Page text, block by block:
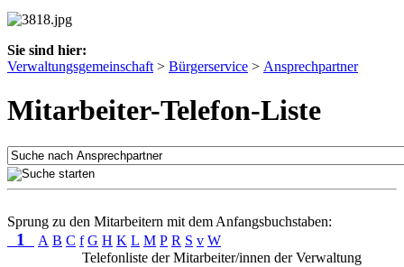
Sie sind hier:
Verwaltungsgemeinschaft > Bürgerservice > Ansprechpartner
Mitarbeiter-Telefon-Liste
Sprung zu den Mitarbeitern mit dem Anfangsbuchstaben:
1 A B C f G H K L M P R S v W
Telefonliste der Mitarbeiter/innen der Verwaltung